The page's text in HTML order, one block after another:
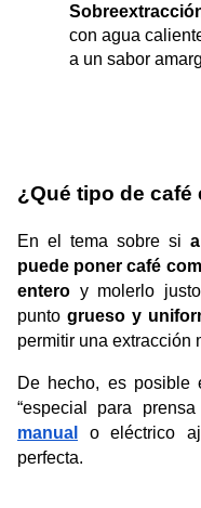
con agua
a un sabor
¿Qué tipo de café
En el tema sobre si
puede poner café
entero y molerlo
punto grueso y
permitir una extracción
De hecho, es posible
“especial para
manual
o eléctrico
perfecta.